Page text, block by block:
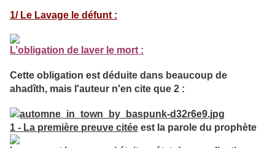
1/ Le Lavage le défunt :
L’obligation de laver le mort :
Cette obligation est déduite dans beaucoup de
ahadîth, mais l'auteur n'en cite que 2 :
1 - La première preuve citée est la parole du prophète